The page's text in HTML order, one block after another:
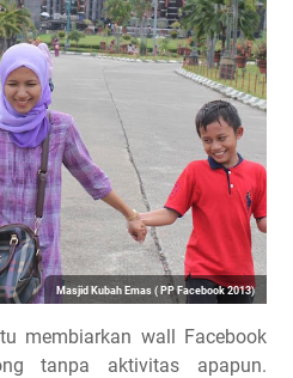
Masjid Kubah Emas ( PP Facebook 2013)
membiarkan wall Facebook
tanpa aktivitas apapun.